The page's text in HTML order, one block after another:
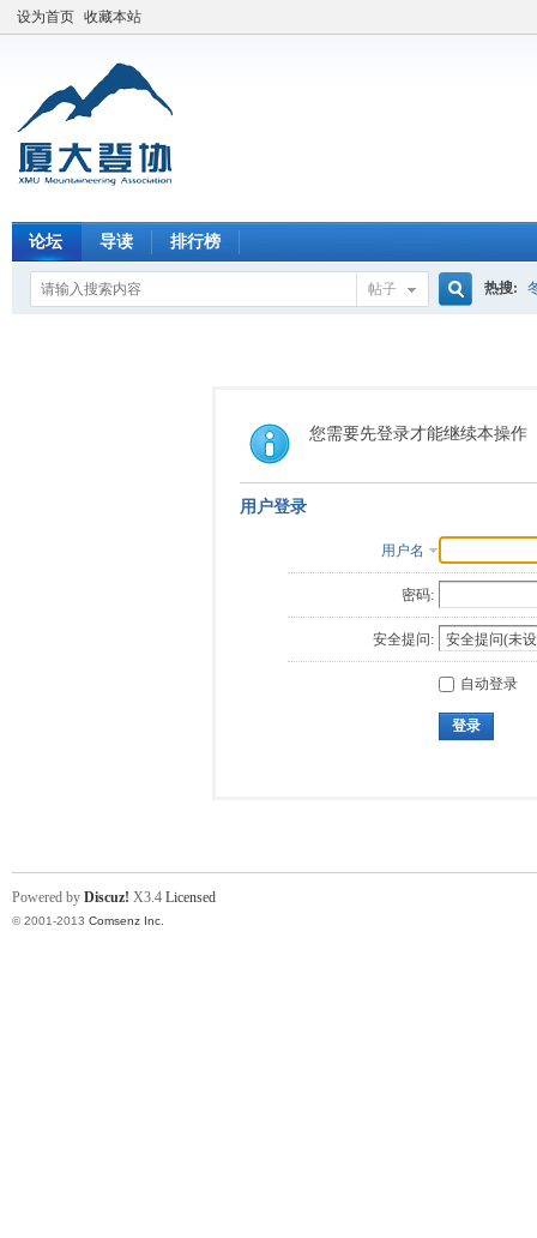
设为首页 收藏本站
论坛 导读 排行榜
帖子
索
热搜:
您需要先登录才能继续本操作
用户登录
用户名
密码:
安全提问:
自动登录
登录
Powered by Discuz! X3.4 Licensed
© 2001-2013 Comsenz Inc.